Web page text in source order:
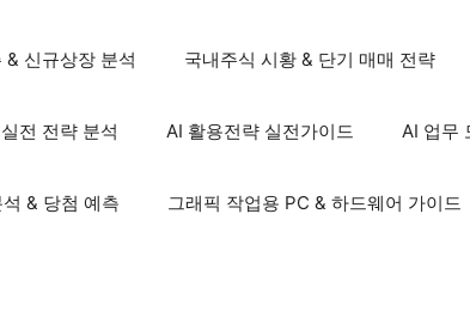
& 신규상장 분석 국내주식 시황 & 단기 매매 전략
전 전략 분석 AI 활용전략 실전가이드 AI 업무
& 당첨 예측 그래픽 작업용 PC & 하드웨어 가이드